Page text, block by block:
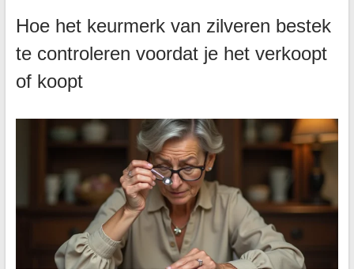
Hoe het keurmerk van zilveren bestek
te controleren voordat je het verkoopt
of koopt